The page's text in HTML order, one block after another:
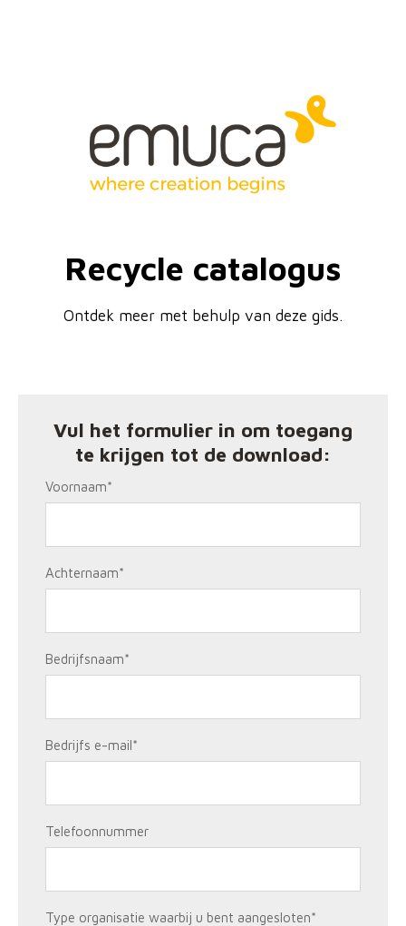
Recycle catalogus
Ontdek meer met behulp van deze gids.
Vul het formulier in om toegang
te krijgen tot de download:
Voornaam*
Achternaam*
Bedrijfsnaam*
Bedrijfs e-mail*
Telefoonnummer
Type organisatie waarbij u bent aangesloten*